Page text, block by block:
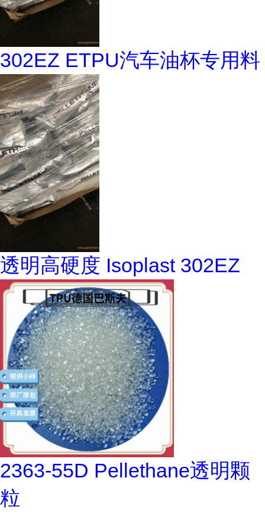
302EZ ETPU汽车油杯专用料
透明高硬度 Isoplast 302EZ
2363-55D Pellethane透明颗
粒